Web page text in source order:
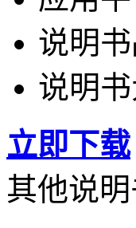
说明书
说明书
立即下载
其他说